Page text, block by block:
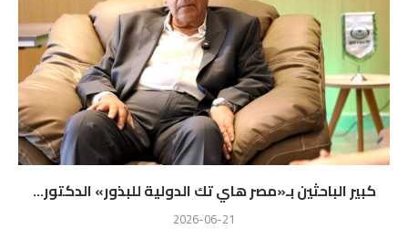
كبير الباحثين بـ«مصر هاي تك الدولية للبذور» الدكتور...
2026-06-21